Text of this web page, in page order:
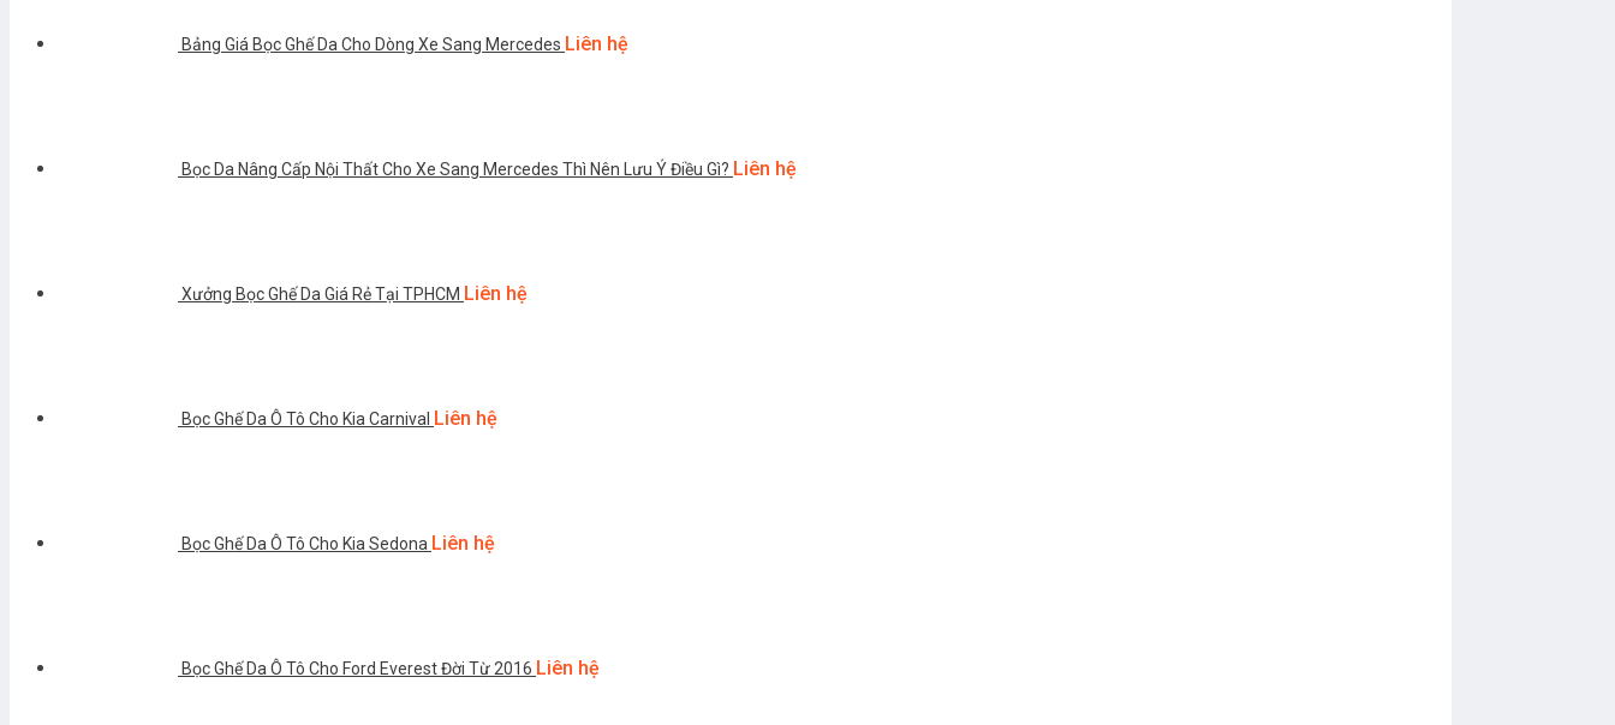
Bảng Giá Bọc Ghế Da Cho Dòng Xe Sang Mercedes Liên hệ
Bọc Da Nâng Cấp Nội Thất Cho Xe Sang Mercedes Thì Nên Lưu Ý Điều Gì? Liên hệ
Xưởng Bọc Ghế Da Giá Rẻ Tại TPHCM Liên hệ
Bọc Ghế Da Ô Tô Cho Kia Carnival Liên hệ
Bọc Ghế Da Ô Tô Cho Kia Sedona Liên hệ
Bọc Ghế Da Ô Tô Cho Ford Everest Đời Từ 2016 Liên hệ